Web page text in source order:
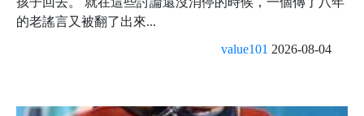
的老謠言又被翻了出來...
value101 2026-08-04